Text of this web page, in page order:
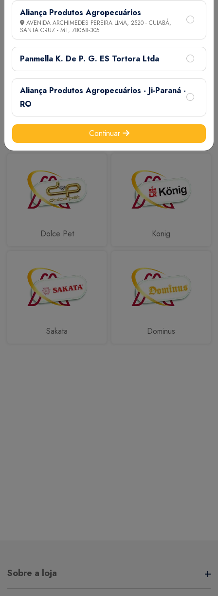
Calbos M7
Dolce Pet Konig
Sakata Dominus
Sobre a loja
Aliança Produtos Agropecuários
AVENIDA ARCHIMEDES PEREIRA LIMA, 2520 - CUIABÁ,
SANTA CRUZ - MT, 78068-305
Panmella K. De P. G. ES Tortora Ltda
Aliança Produtos Agropecuários - Ji-Paraná -
RO
Continuar